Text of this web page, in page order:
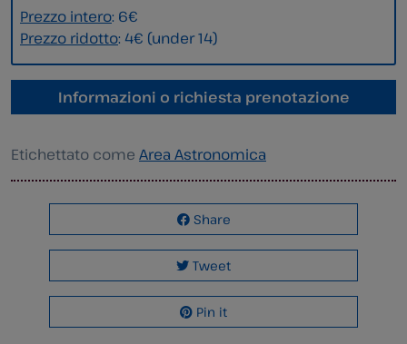
Prezzo intero: 6€
Prezzo ridotto: 4€ (under 14)
Informazioni o richiesta prenotazione
Etichettato come Area Astronomica
Share
Tweet
Pin it